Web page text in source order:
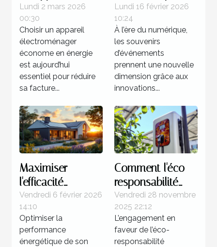
électroménager
économe en
énergie ?
Lundi 2 mars 2026
00:30
Choisir un appareil
électroménager
économe en énergie
est aujourd’hui
essentiel pour réduire
sa facture...
transformer vos
événements
spéciaux ?
Lundi 16 février 2026
10:24
À l’ère du numérique,
les souvenirs
d’événements
prennent une nouvelle
dimension grâce aux
innovations...
Maximiser
l'efficacité
énergétique de
votre domicile
Vendredi 6 février 2026
14:10
Optimiser la
performance
énergétique de son
Comment l'éco-
responsabilité
influence-t-elle le
choix d'une
borne de
recharge ?
Vendredi 28 novembre
2025 22:12
L’engagement en
faveur de l’éco-
responsabilité